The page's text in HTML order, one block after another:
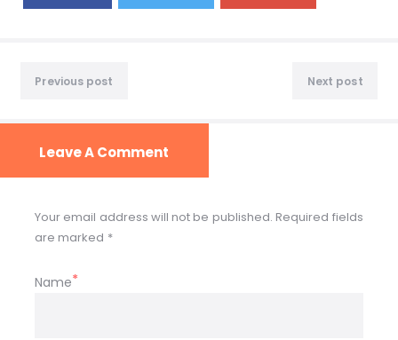
Previous post Next post
Leave A Comment
Your email address will not be published. Required fields
are marked *
Name